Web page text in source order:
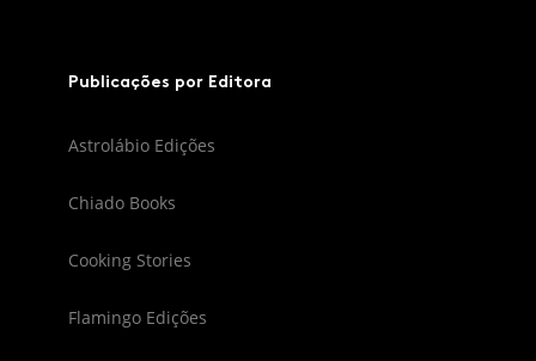
Publicações por Editora
Astrolábio Edições
Chiado Books
Cooking Stories
Flamingo Edições